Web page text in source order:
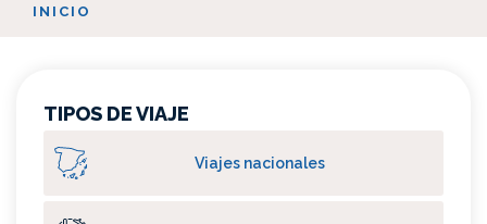
INICIO
TIPOS DE VIAJE
Viajes nacionales